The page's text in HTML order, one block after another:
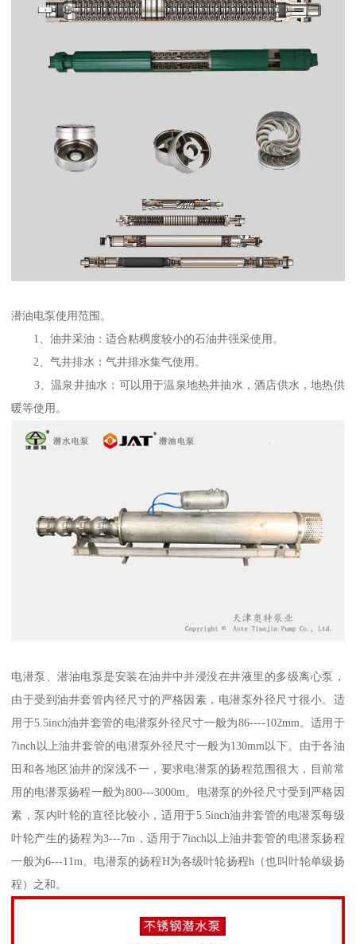
潜油电泵使用范围。
1、油井采油：适合粘稠度较小的石油井强采使用。
2、气井排水：气井排水集气使用。
3、温泉井抽水：可以用于温泉地热井抽水，酒店供水，地热供
暖等使用。
电潜泵、潜油电泵是安装在油井中并浸没在井液里的多级离心泵，
由于受到油井套管内径尺寸的严格因素，电潜泵外径尺寸很小。适
用于5.5inch油井套管的电潜泵外径尺寸一般为86----102mm。适用于
7inch以上油井套管的电潜泵外径尺寸一般为130mm以下。由于各油
田和各地区油井的深浅不一，要求电潜泵的扬程范围很大，目前常
用的电潜泵扬程一般为800---3000m。电潜泵的外径尺寸受到严格因
素，泵内叶轮的直径比较小，适用于5.5inch油井套管的电潜泵每级
叶轮产生的扬程为3---7m，适用于7inch以上油井套管的电潜泵扬程
一般为6---11m。电潜泵的扬程H为各级叶轮扬程h（也叫叶轮单级扬
程）之和。